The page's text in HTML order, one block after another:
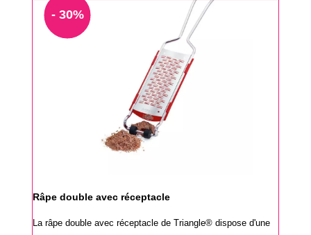
- 30%
Râpe double avec réceptacle
La râpe double avec réceptacle de Triangle® dispose d'une